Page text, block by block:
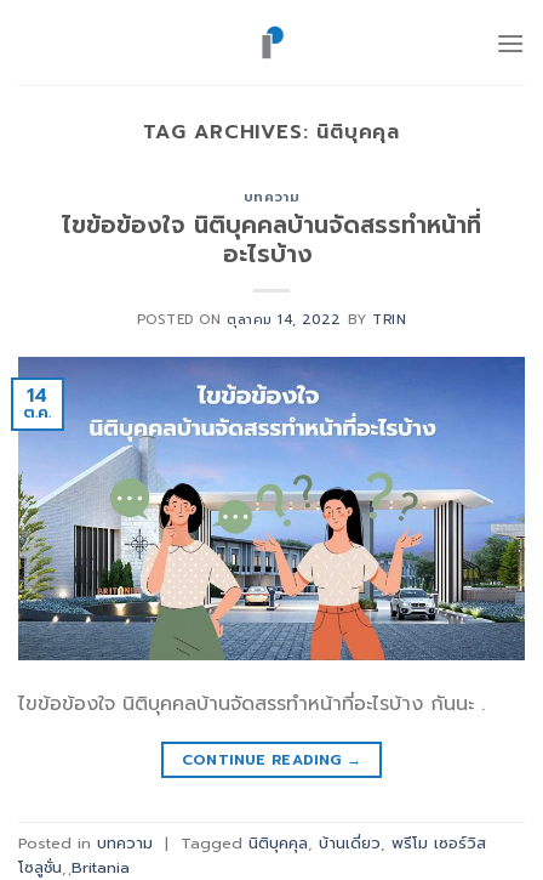
TAG ARCHIVES: นิติบุคคุล
บทความ
ไขข้อข้องใจ นิติบุคคลบ้านจัดสรรทำหน้าที่
อะไรบ้าง
POSTED ON ตุลาคม 14, 2022 BY TRIN
14
ต.ค.
ไขข้อข้องใจ นิติบุคคลบ้านจัดสรรทำหน้าที่อะไรบ้าง กันนะ .
CONTINUE READING →
Posted in บทความ | Tagged นิติบุคคุล, บ้านเดี่ยว, พรีโม เซอร์วิส
โซลูชั่น,ฺBritania